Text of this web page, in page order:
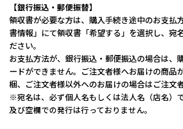
【銀行振込・郵便振替】
領収書が必要な方は、購入手続き途中のお支払
書情報」にて領収書「希望する」を選択し、宛
ださい。
お支払方法が、銀行振込・郵便振込の場合は、
ードができません。ご注文者様へお届けの商品
梱、ご注文者様以外へのお届けの場合はご注文
※宛名は、必ず個人名もしくは法人名（店名）
及び空欄での発行は行っておりません。